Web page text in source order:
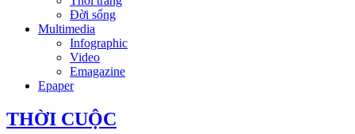
Đời sống
Multimedia
Infographic
Video
Emagazine
Epaper
THỜI CUỘC